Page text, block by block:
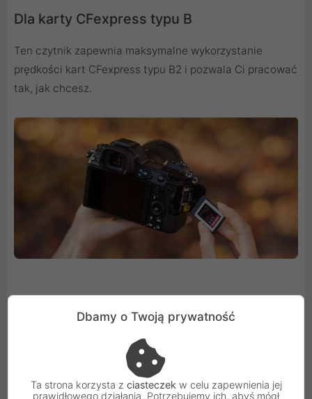
Dla karty CFexpress typu B
Ten czytnik zapewnia maksymalne wykorzystanie
prędkości kart CFexpress typu B2 i pozwala Ci pracować
tak, jak chcesz.
Łączność przez gniazdo USB-C
Opracowany z myślą o współpracy z
najnowocześniejszymi laptopami i urządzeniami czytnik
CFexpress Card Reader jest gotowy do obsługi
Dbamy o Twoją prywatność
Ta strona korzysta z ciasteczek w celu zapewnienia jej
prawidłowego działania. Potrzebujemy ich, abyś mógł